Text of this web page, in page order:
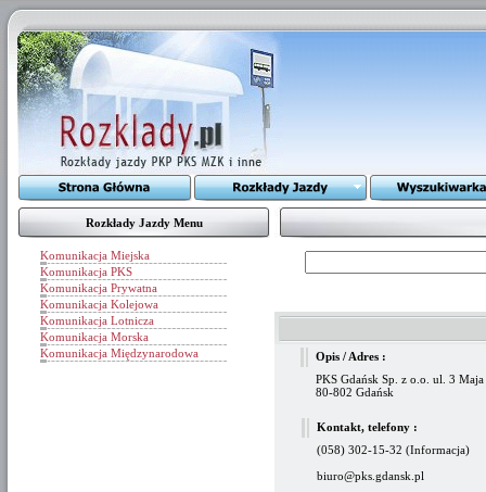
Rozkłady Jazdy Menu
Komunikacja Miejska
Komunikacja PKS
Komunikacja Prywatna
Komunikacja Kolejowa
Komunikacja Lotnicza
Komunikacja Morska
Komunikacja Międzynarodowa
Opis / Adres :
PKS Gdańsk Sp. z o.o. ul. 3
80-802 Gdańsk
Kontakt, telefony :
(058) 302-15-32 (Informacja)
biuro@pks.gdansk.pl